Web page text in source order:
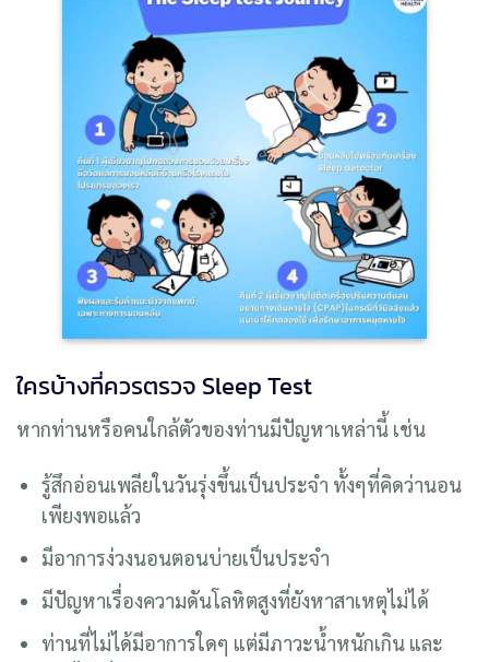
ใครบ้างที่ควรตรวจ Sleep Test
หากท่านหรือคนใกล้ตัวของท่านมีปัญหาเหล่านี้ เช่น
เพียงพอแล้ว
มีอาการง่วงนอนตอนบ่ายเป็นประจำ
มีปัญหาเรื่องความดันโลหิตสูงที่ยังหาสาเหตุไม่ได้